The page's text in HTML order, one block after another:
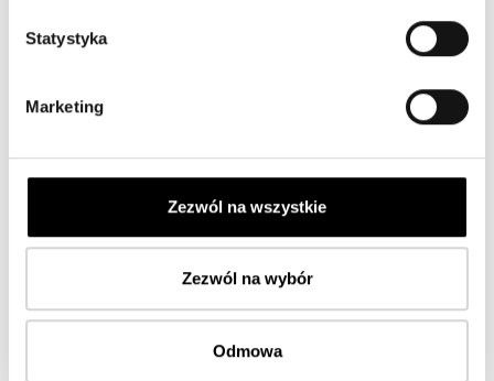
Statystyka
Marketing
Zezwól na wszystkie
Zezwól na wybór
Odmowa